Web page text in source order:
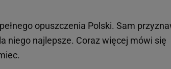
opuszczenia Polski. Sam
niego najlepsze. Coraz więcej mówi się